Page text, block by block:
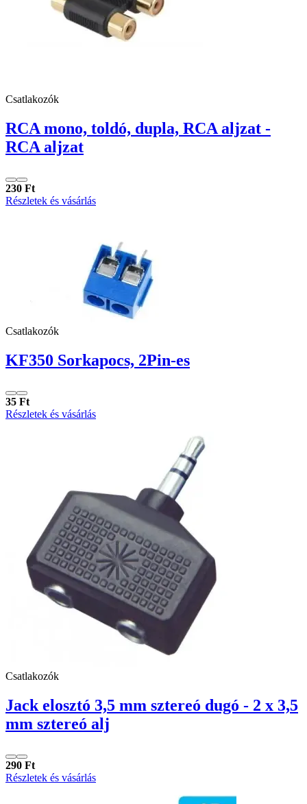
Csatlakozók
RCA mono, toldó, dupla, RCA aljzat -
RCA aljzat
230 Ft
Részletek és vásárlás
Csatlakozók
KF350 Sorkapocs, 2Pin-es
35 Ft
Részletek és vásárlás
Csatlakozók
Jack elosztó 3,5 mm sztereó dugó - 2 x 3,5
mm sztereó alj
290 Ft
Részletek és vásárlás